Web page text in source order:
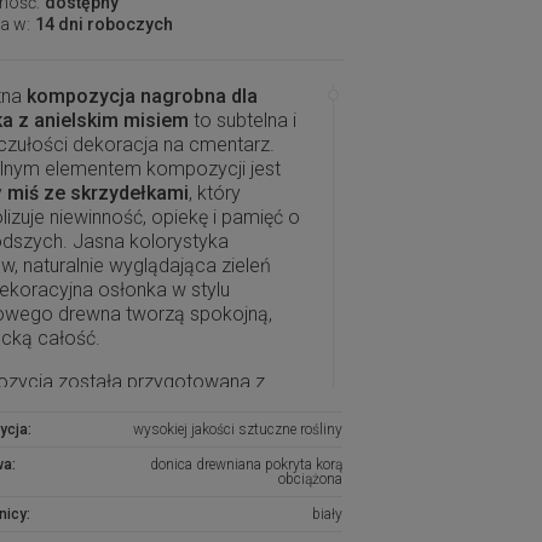
w: 14 dni roboczych
kompozycja nagrobna dla
z anielskim misiem to subtelna i
dekoracja na cmentarz.
elementem kompozycji jest
miś ze skrzydełkami, który
niewinność, opiekę i pamięć o
Jasna kolorystyka
naturalnie wyglądająca zieleń
osłonka w stylu
drewna tworzą spokojną,
całość.
została przygotowana z
jej lekkości i niewinnego
a anielski miś sprawia, że
na dziecięcy nagrobek.
pięknie prezentuje się zarówno
wysokiej jakości sztuczne rośliny
donica drewniana pokryta korą
obciążona
biały